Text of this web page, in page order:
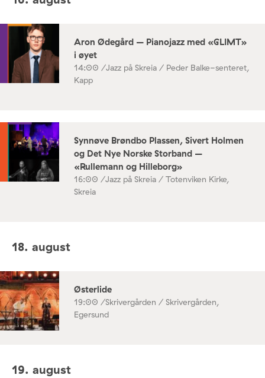
Aron Ødegård – Pianojazz med «GLIMT»
i øyet
14:00 /Jazz på Skreia / Peder Balke-senteret,
Kapp
Synnøve Brøndbo Plassen, Sivert Holmen
og Det Nye Norske Storband –
«Rullemann og Hilleborg»
16:00 /Jazz på Skreia / Totenviken Kirke,
Skreia
18. august
Østerlide
19:00 /Skrivergården / Skrivergården,
Egersund
19. august